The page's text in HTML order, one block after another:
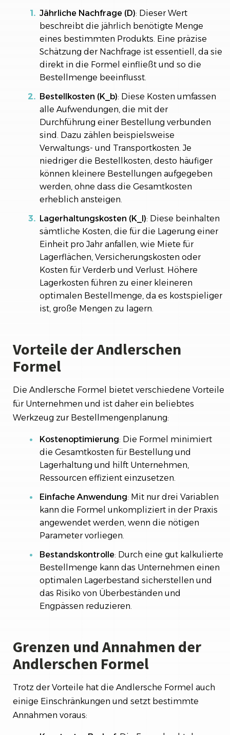
Jährliche Nachfrage (D): Dieser Wert
beschreibt die jährlich benötigte Menge
eines bestimmten Produkts. Eine präzise
Schätzung der Nachfrage ist essentiell, da sie
direkt in die Formel einfließt und so die
Bestellmenge beeinflusst.
Bestellkosten (K_b): Diese Kosten umfassen
alle Aufwendungen, die mit der
Durchführung einer Bestellung verbunden
sind. Dazu zählen beispielsweise
Verwaltungs- und Transportkosten. Je
niedriger die Bestellkosten, desto häufiger
können kleinere Bestellungen aufgegeben
werden, ohne dass die Gesamtkosten
erheblich ansteigen.
Lagerhaltungskosten (K_l): Diese beinhalten
sämtliche Kosten, die für die Lagerung einer
Einheit pro Jahr anfallen, wie Miete für
Lagerflächen, Versicherungskosten oder
Kosten für Verderb und Verlust. Höhere
Lagerkosten führen zu einer kleineren
optimalen Bestellmenge, da es kostspieliger
ist, große Mengen zu lagern.
Vorteile der Andlerschen
Formel
Die Andlersche Formel bietet verschiedene Vorteile
für Unternehmen und ist daher ein beliebtes
Werkzeug zur Bestellmengenplanung:
Kostenoptimierung: Die Formel minimiert
die Gesamtkosten für Bestellung und
Lagerhaltung und hilft Unternehmen,
Ressourcen effizient einzusetzen.
Einfache Anwendung: Mit nur drei Variablen
kann die Formel unkompliziert in der Praxis
angewendet werden, wenn die nötigen
Parameter vorliegen.
Bestandskontrolle: Durch eine gut kalkulierte
Bestellmenge kann das Unternehmen einen
optimalen Lagerbestand sicherstellen und
das Risiko von Überbeständen und
Engpässen reduzieren.
Grenzen und Annahmen der
Andlerschen Formel
Trotz der Vorteile hat die Andlersche Formel auch
einige Einschränkungen und setzt bestimmte
Annahmen voraus: